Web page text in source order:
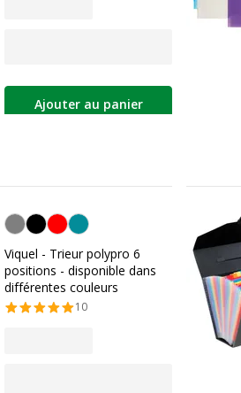
Ajouter au panier
Personnalisation de la couleur
Viquel - Trieur polypro 6
positions - disponible dans
différentes couleurs
10